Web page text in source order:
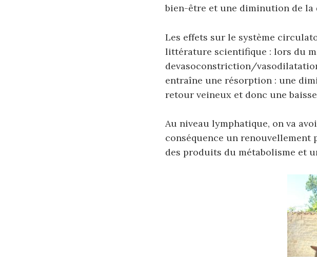
bien-être et une diminution de la
Les effets sur le système
littérature scientifique : lors du
devasoconstriction/
entraîne une résorption : une
retour veineux et donc une
Au niveau lymphatique, on va
conséquence un
des produits du métabolisme et